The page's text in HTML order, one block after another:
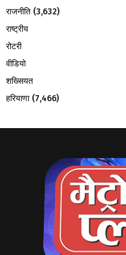
राजनीति (3,632)
राष्ट्रीय
रोटरी
वीडियो
शख्सियत
हरियाणा(7,466)